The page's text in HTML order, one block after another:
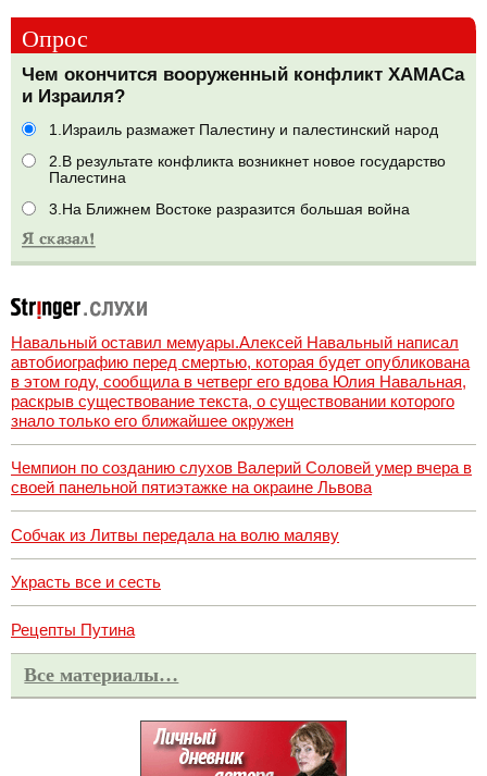
Опрос
Чем окончится вооруженный конфликт ХАМАСа
и Израиля?
1.Израиль размажет Палестину и палестинский народ
2.В результате конфликта возникнет новое государство
Палестина
3.На Ближнем Востоке разразится большая война
Навальный оставил мемуары.Алексей Навальный написал
автобиографию перед смертью, которая будет опубликована
в этом году, сообщила в четверг его вдова Юлия Навальная,
раскрыв существование текста, о существовании которого
знало только его ближайшее окружен
Чемпион по созданию слухов Валерий Соловей умер вчера в
своей панельной пятиэтажке на окраине Львова
Собчак из Литвы передала на волю маляву
Украсть все и сесть
Рецепты Путина
Все материалы…